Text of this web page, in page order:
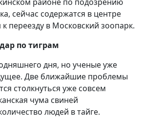
сейчас содержатся в центре
к переезду в Московский зоопарк.
по тиграм
дня, но ученые уже
Две ближайшие проблемы
столкнуться уже совсем
чума свиней
людей в тайге.